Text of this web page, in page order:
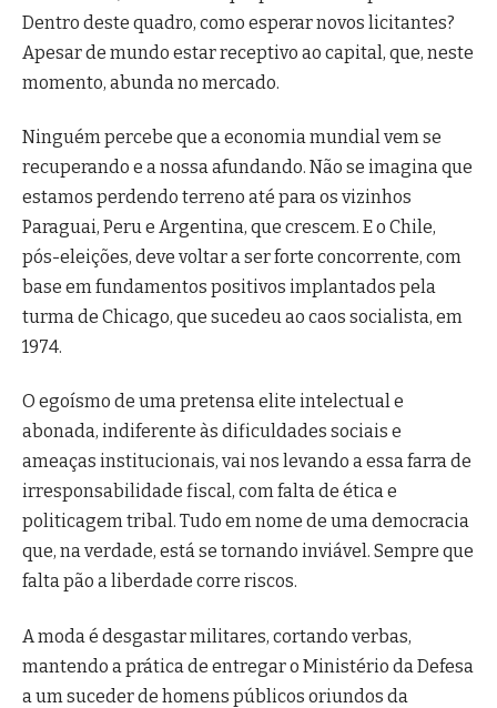
Dentro deste quadro, como esperar novos licitantes?
Apesar de mundo estar receptivo ao capital, que, neste
momento, abunda no mercado.
Ninguém percebe que a economia mundial vem se
recuperando e a nossa afundando. Não se imagina que
estamos perdendo terreno até para os vizinhos
Paraguai, Peru e Argentina, que crescem. E o Chile,
pós-eleições, deve voltar a ser forte concorrente, com
base em fundamentos positivos implantados pela
turma de Chicago, que sucedeu ao caos socialista, em
1974.
O egoísmo de uma pretensa elite intelectual e
abonada, indiferente às dificuldades sociais e
ameaças institucionais, vai nos levando a essa farra de
irresponsabilidade fiscal, com falta de ética e
politicagem tribal. Tudo em nome de uma democracia
que, na verdade, está se tornando inviável. Sempre que
falta pão a liberdade corre riscos.
A moda é desgastar militares, cortando verbas,
mantendo a prática de entregar o Ministério da Defesa
a um suceder de homens públicos oriundos da